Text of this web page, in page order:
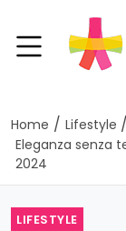
Home / Lifestyle /
Eleganza senza
2024
LIFESTYLE